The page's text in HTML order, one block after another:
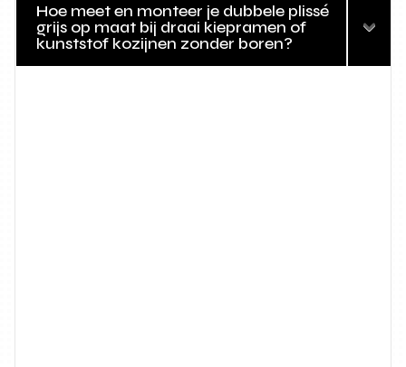
Hoe meet en monteer je dubbele plissé
grijs op maat bij draai kiepramen of
kunststof kozijnen zonder boren?